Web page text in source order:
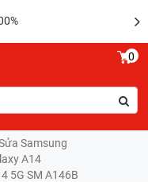
0
Samsung
A14
5G SM A146B